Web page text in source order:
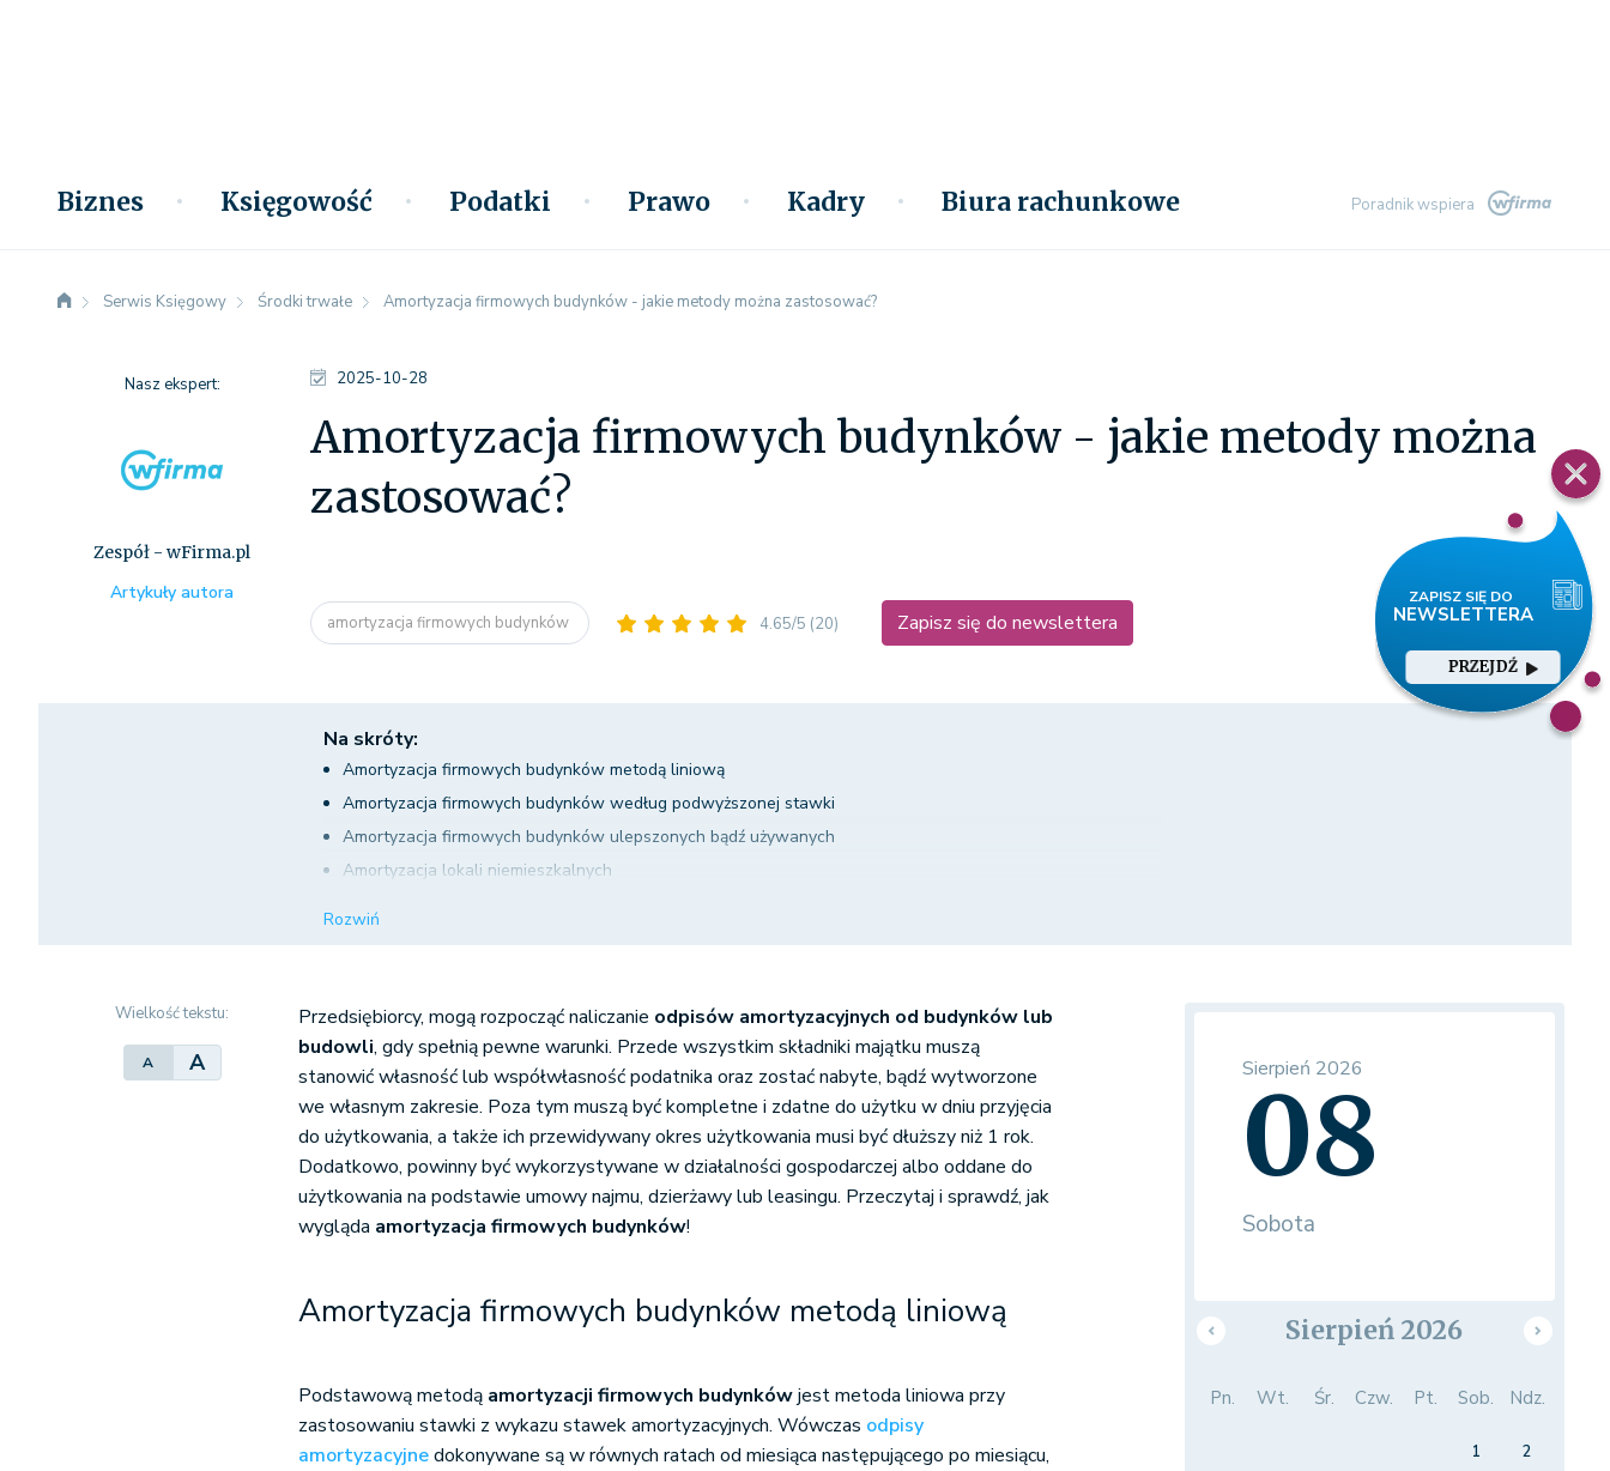
Biznes Księgowość Podatki Prawo Kadry Biura rachunkowe Poradnik wspiera
PRZEJDŹ
Serwis Księgowy Środki trwałe Amortyzacja firmowych budynków - jakie metody można zastosować?
2025-10-28
Amortyzacja firmowych budynków - jakie metody można
zastosować?
amortyzacja firmowych budynków 4.65/5 (20) Zapisz się do newslettera
Nasz ekspert:
Zespół - wFirma.pl
Artykuły autora
Na skróty:
Amortyzacja firmowych budynków metodą liniową
Amortyzacja firmowych budynków według podwyższonej stawki
Amortyzacja firmowych budynków ulepszonych bądź używanych
Amortyzacja lokali niemieszkalnych
Rozwiń
Wielkość tekstu:
A A
Przedsiębiorcy, mogą rozpocząć naliczanie odpisów amortyzacyjnych od budynków lub
budowli, gdy spełnią pewne warunki. Przede wszystkim składniki majątku muszą
stanowić własność lub współwłasność podatnika oraz zostać nabyte, bądź wytworzone
we własnym zakresie. Poza tym muszą być kompletne i zdatne do użytku w dniu przyjęcia
do użytkowania, a także ich przewidywany okres użytkowania musi być dłuższy niż 1 rok.
Dodatkowo, powinny być wykorzystywane w działalności gospodarczej albo oddane do
użytkowania na podstawie umowy najmu, dzierżawy lub leasingu. Przeczytaj i sprawdź, jak
wygląda amortyzacja firmowych budynków!
Amortyzacja firmowych budynków metodą liniową
Podstawową metodą amortyzacji firmowych budynkówjest metoda liniowa przy
zastosowaniu stawki z wykazu stawek amortyzacyjnych. Wówczas odpisy
amortyzacyjnedokonywane są w równych ratach od miesiąca następującego po miesiącu,
Sierpień 2026
08
Sobota
Sierpień 2026
Pn. Wt. Śr. Czw. Pt. Sob. Ndz.
1
2